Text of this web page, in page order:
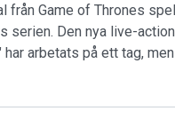
från Game of Thrones
serien. Den nya live-
har arbetats på ett tag,